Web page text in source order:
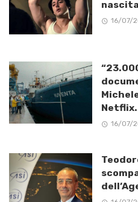
16/07/
Netflix.
16/07/